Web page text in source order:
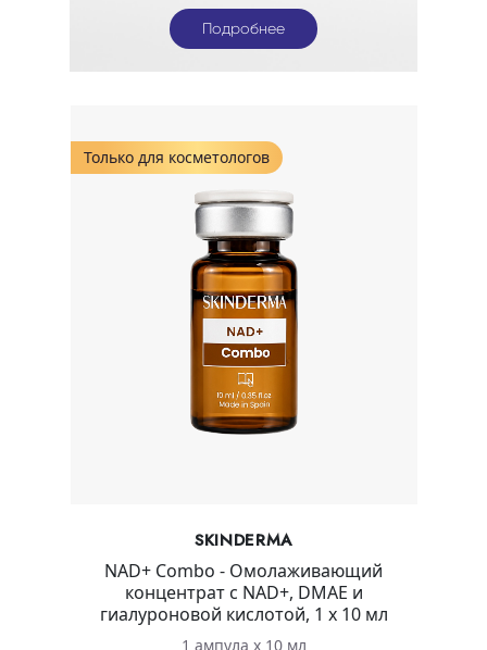
Подробнее
Только для косметологов
SKINDERMA
NAD+ Combo - Омолаживающий
концентрат с NAD+, DMAE и
гиалуроновой кислотой, 1 х 10 мл
1 ампула х 10 мл